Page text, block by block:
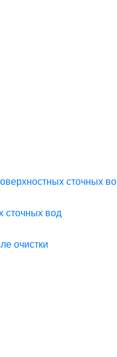
сточных во
сточных вод
очистки